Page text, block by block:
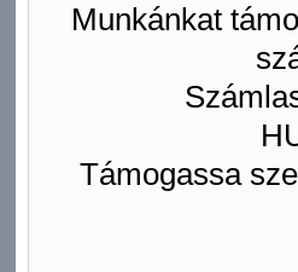
Munkánkat
Támogassa